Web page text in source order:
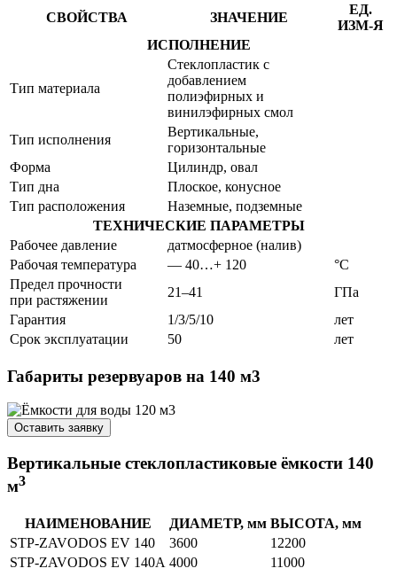
СВОЙСТВА ЗНАЧЕНИЕ
ЕД.
ИЗМ-Я
ИСПОЛНЕНИЕ
Тип материала
Стеклопластик с
добавлением
полиэфирных и
винилэфирных смол
Тип исполнения
Вертикальные,
горизонтальные
Форма
Цилиндр, овал
Тип дна
Плоское, конусное
Тип расположения
Наземные, подземные
ТЕХНИЧЕСКИЕ ПАРАМЕТРЫ
Рабочее давление
датмосферное (налив)
Рабочая температура
— 40…+ 120
°C
Предел прочности
при растяжении
21–41
ГПа
Гарантия
1/3/5/10
лет
Срок эксплуатации
50 лет
Габариты резервуаров на 140 м3
Оставить заявку
Вертикальные стеклопластиковые ёмкости 140
м3
НАИМЕНОВАНИЕ ДИАМЕТР, мм ВЫСОТА, мм
STP-ZAVODOS EV 140
3600
12200
STP-ZAVODOS EV 140A 4000 11000